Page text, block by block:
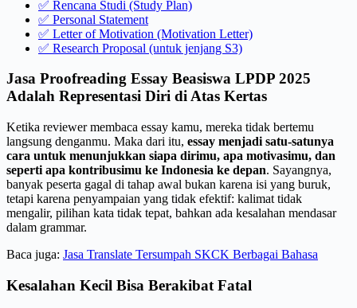
✅ Rencana Studi (Study Plan)
✅ Personal Statement
✅ Letter of Motivation (Motivation Letter)
✅ Research Proposal (untuk jenjang S3)
Jasa Proofreading Essay Beasiswa LPDP 2025
Adalah Representasi Diri di Atas Kertas
Ketika reviewer membaca essay kamu, mereka tidak bertemu
langsung denganmu. Maka dari itu, essay menjadi satu-satunya
cara untuk menunjukkan siapa dirimu, apa motivasimu, dan
seperti apa kontribusimu ke Indonesia ke depan. Sayangnya,
banyak peserta gagal di tahap awal bukan karena isi yang buruk,
tetapi karena penyampaian yang tidak efektif: kalimat tidak
mengalir, pilihan kata tidak tepat, bahkan ada kesalahan mendasar
dalam grammar.
Baca juga: Jasa Translate Tersumpah SKCK Berbagai Bahasa
Kesalahan Kecil Bisa Berakibat Fatal